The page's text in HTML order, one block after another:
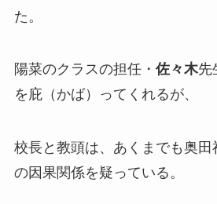
た。
陽菜のクラスの担任・ 佐々木先
を庇（かば）ってくれるが、
校長と教頭は、あくまでも奥田
の因果関係を疑っている。